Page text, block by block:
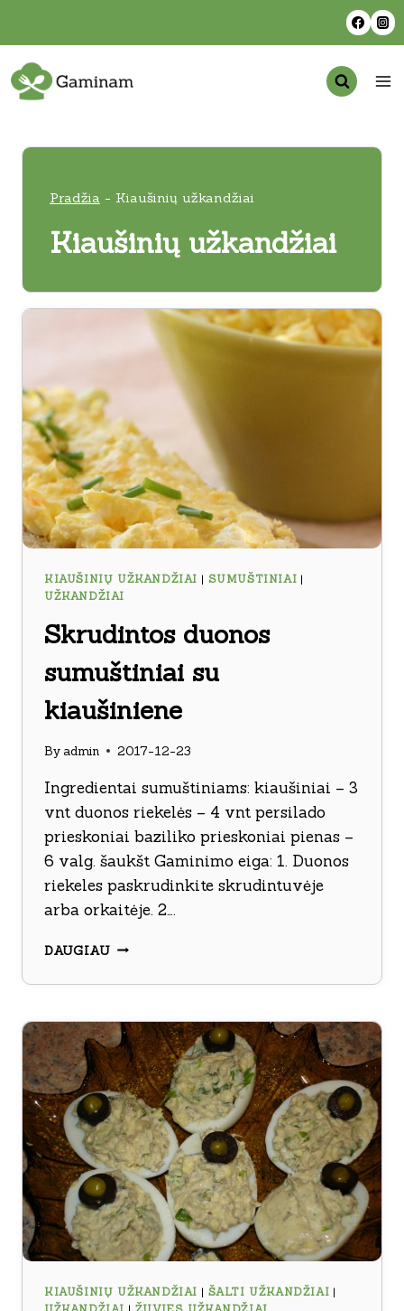
content
Pradžia - Kiaušinių užkandžiai
Kiaušinių užkandžiai
KIAUŠINIŲ UŽKANDŽIAI | SUMUŠTINIAI |
UŽKANDŽIAI
Skrudintos duonos
sumuštiniai su
kiaušiniene
By admin 2017-12-23
Ingredientai sumuštiniams: kiaušiniai – 3
vnt duonos riekelės – 4 vnt persilado
prieskoniai baziliko prieskoniai pienas –
6 valg. šaukšt Gaminimo eiga: 1. Duonos
riekeles paskrudinkite skrudintuvėje
arba orkaitėje. 2….
DAUGIAUSKRUDINTOS
SUMUŠTINIAI
KIAUŠINIENE
KIAUŠINIŲ UŽKANDŽIAI | ŠALTI UŽKANDŽIAI |